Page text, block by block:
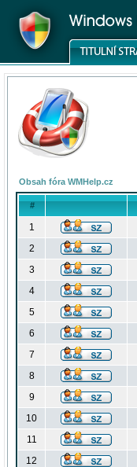
Obsah fóra WMHelp.cz
#
1
2
3
4
5
6
7
8
9
10
11
12